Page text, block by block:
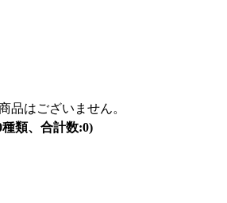
品はございません。
類、合計数:0)